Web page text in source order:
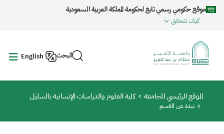
تجاوز إلى المحتوى الرئيسي
موقع حكومي رسمي تابع لحكومة المملكة العربية السعودية
كيف تتحقق
البحث English
مسار التنقل
الموقع الرئيسي للجامعة كلية العلوم والدراسات الإنسانية بالسليل
نبذة عن القسم